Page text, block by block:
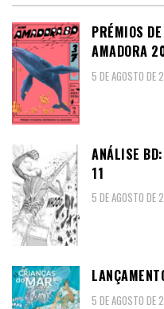
PRÉMIOS
AMADORA
5 DE AGOSTO DE
ANÁLISE
11
5 DE AGOSTO DE
5 DE AGOSTO DE